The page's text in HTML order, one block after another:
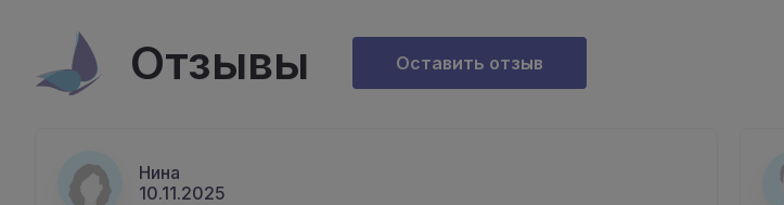
Отзывы Оставить отзыв
Нина
10.11.2025